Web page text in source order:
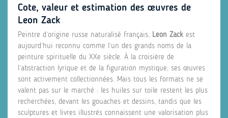
Cote, valeur et estimation des œuvres de
Leon Zack
Peintre d’origine russe naturalisé français, Leon Zack est
aujourd’hui reconnu comme l’un des grands noms de la
peinture spirituelle du XXe siècle. À la croisière de
l’abstraction lyrique et de la figuration mystique, ses œuvres
sont activement collectionnées. Mais tous les formats ne se
valent pas sur le marché : les huiles sur toile restent les plus
recherchées, devant les gouaches et dessins, tandis que les
sculptures et livres illustrés connaissent une valorisation plus